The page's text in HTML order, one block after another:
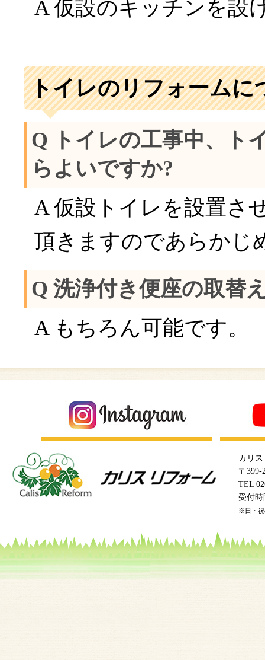
A 仮設のキッチンを設
トイレのリフォームに
Q トイレの工事中、ト
らよいですか?
A 仮設トイレを設置さ
頂きますのであらかじ
Q 洗浄付き便座の取替
A もちろん可能です。
カリ
〒399-
TEL
受付時
※日・祝